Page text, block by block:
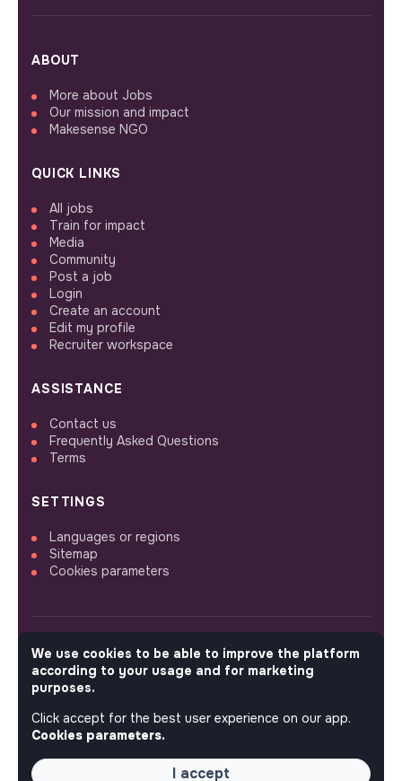
ABOUT
More about Jobs
Our mission and impact
Makesense NGO
QUICK LINKS
All jobs
Train for impact
Media
Community
Post a job
Login
Create an account
Edit my profile
Recruiter workspace
ASSISTANCE
Contact us
Frequently Asked Questions
Terms
SETTINGS
Languages or regions
Sitemap
Cookies parameters
FOLLOW US
© 2026 jobs that makesense.
We use cookies to be able to improve the platform
according to your usage and for marketing
purposes.
Click accept for the best user experience on our app.
Cookies parameters.
I accept